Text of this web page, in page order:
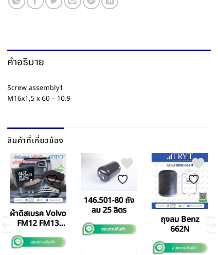
คำอธิบาย
Screw assembly1
M16x1,5 x 60 – 10.9
สินค้าที่เกี่ยวข้อง
ผ้าดิสเบรค Volvo
FM12 FM13
146.501-80 ถัง
ลม 25 ลิตร
ถุงลม Benz
662N